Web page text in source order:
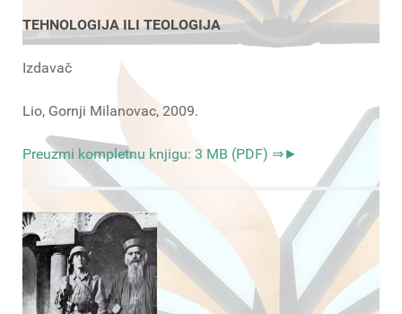
TEHNOLOGIJA ILI TEOLOGIJA
Izdavač
Lio, Gornji Milanovac, 2009.
Preuzmi kompletnu knjigu: 3 MB (PDF) ⇒►